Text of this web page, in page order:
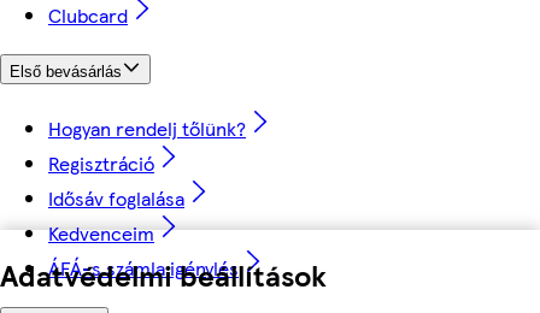
Adatvédelmi beállítások
Clubcard
Első bevásárlás
Hogyan rendelj tőlünk?
Regisztráció
Idősáv foglalása
Kedvenceim
ÁFÁ-s számla igénylés